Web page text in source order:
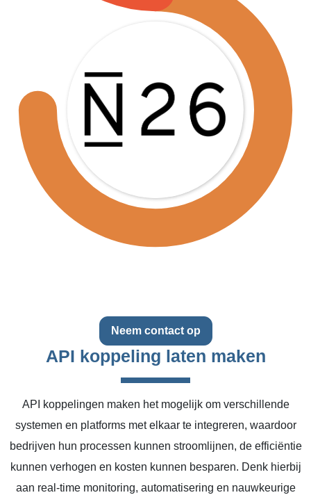
Neem contact op
API koppeling laten maken
API koppelingen maken het mogelijk om verschillende
systemen en platforms met elkaar te integreren, waardoor
bedrijven hun processen kunnen stroomlijnen, de efficiëntie
kunnen verhogen en kosten kunnen besparen. Denk hierbij
aan real-time monitoring, automatisering en nauwkeurige